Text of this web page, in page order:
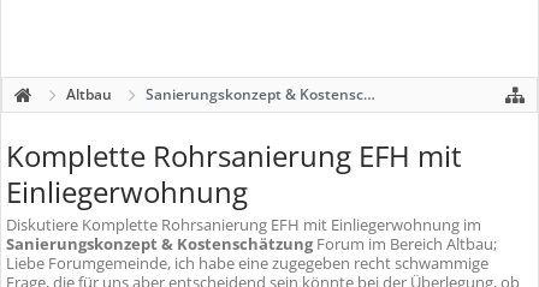
Altbau Sanierungskonzept & Kostenschätzung
Komplette Rohrsanierung EFH mit
Einliegerwohnung
Diskutiere Komplette Rohrsanierung EFH mit Einliegerwohnung im
Sanierungskonzept & Kostenschätzung Forum im Bereich Altbau;
Liebe Forumgemeinde, ich habe eine zugegeben recht schwammige
Frage, die für uns aber entscheidend sein könnte bei der Überlegung, ob